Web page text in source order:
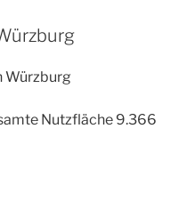
Würzburg
Nutzfläche 9.366